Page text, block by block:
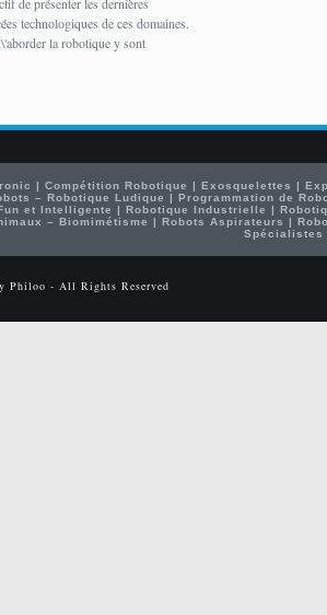
technologiques de ces domaines.
la robotique y sont
| Compétition Robotique | Exosquelettes |
– Robotique Ludique |Programmation de
et Intelligente | Robotique Industrielle |
– Biomimétisme | Robots Aspirateurs |
Spécialistes
Philoo - All Rights Reserved